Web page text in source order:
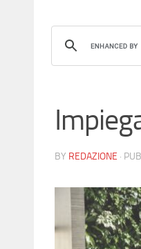
BY REDAZIONE ·